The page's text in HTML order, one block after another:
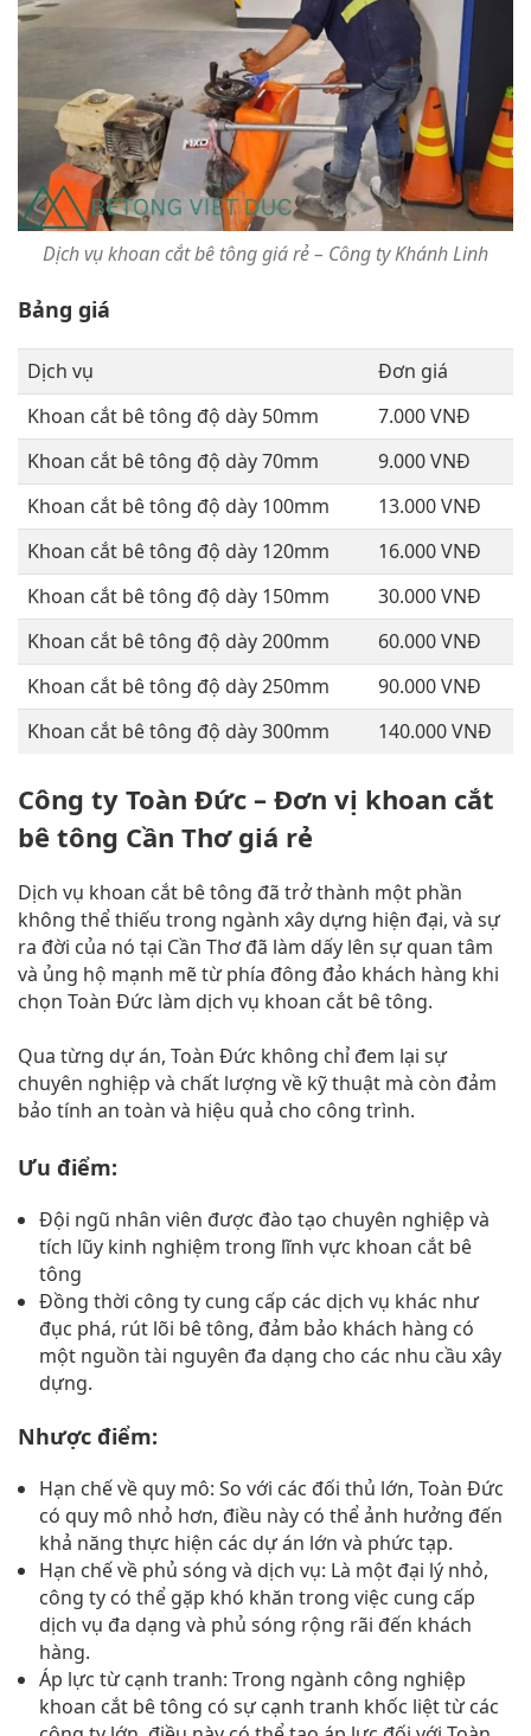
Dịch vụ khoan cắt bê tông giá rẻ – Công ty Khánh Linh
Bảng giá
Dịch vụ
Đơn giá
Khoan cắt bê tông độ dày 50mm
7.000 VNĐ
Khoan cắt bê tông độ dày 70mm
9.000 VNĐ
Khoan cắt bê tông độ dày 100mm
13.000 VNĐ
Khoan cắt bê tông độ dày 120mm
16.000 VNĐ
Khoan cắt bê tông độ dày 150mm
30.000 VNĐ
Khoan cắt bê tông độ dày 200mm
60.000 VNĐ
Khoan cắt bê tông độ dày 250mm
90.000 VNĐ
Khoan cắt bê tông độ dày 300mm
140.000 VNĐ
Công ty Toàn Đức – Đơn vị khoan cắt
bê tông Cần Thơ giá rẻ
Dịch vụ khoan cắt bê tông đã trở thành một phần
không thể thiếu trong ngành xây dựng hiện đại, và sự
ra đời của nó tại Cần Thơ đã làm dấy lên sự quan tâm
và ủng hộ mạnh mẽ từ phía đông đảo khách hàng khi
chọn Toàn Đức làm dịch vụ khoan cắt bê tông.
Qua từng dự án, Toàn Đức không chỉ đem lại sự
chuyên nghiệp và chất lượng về kỹ thuật mà còn đảm
bảo tính an toàn và hiệu quả cho công trình.
Ưu điểm:
Đội ngũ nhân viên được đào tạo chuyên nghiệp và
tích lũy kinh nghiệm trong lĩnh vực khoan cắt bê
tông
Đồng thời công ty cung cấp các dịch vụ khác như
đục phá, rút lõi bê tông, đảm bảo khách hàng có
một nguồn tài nguyên đa dạng cho các nhu cầu xây
dựng.
Nhược điểm:
Hạn chế về quy mô: So với các đối thủ lớn, Toàn Đức
có quy mô nhỏ hơn, điều này có thể ảnh hưởng đến
khả năng thực hiện các dự án lớn và phức tạp.
Hạn chế về phủ sóng và dịch vụ: Là một đại lý nhỏ,
công ty có thể gặp khó khăn trong việc cung cấp
dịch vụ đa dạng và phủ sóng rộng rãi đến khách
hàng.
Áp lực từ cạnh tranh: Trong ngành công nghiệp
khoan cắt bê tông có sự cạnh tranh khốc liệt từ các